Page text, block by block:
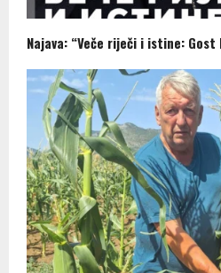
Najava: “Veče riječi i istine: Gost